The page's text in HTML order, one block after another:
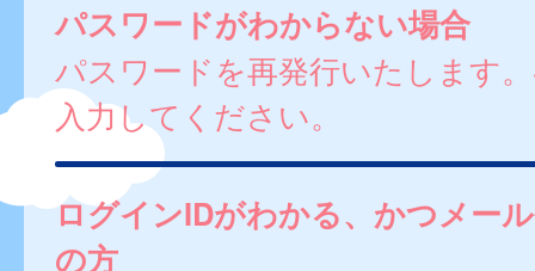
パスワードがわからない場合
パスワードを再発行いたします
入力してください。
ログインIDがわかる、かつメー
の方